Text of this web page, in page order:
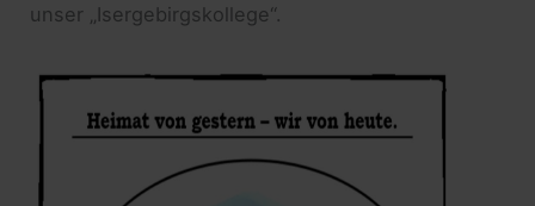
unser „Isergebirgskollege“.